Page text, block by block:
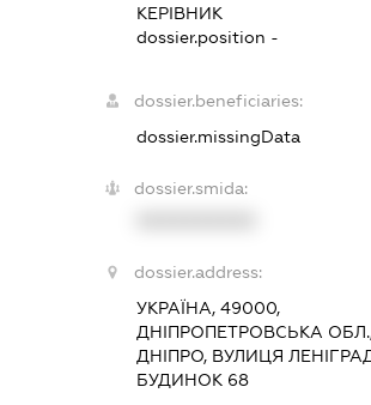
КЕРІВНИК
dossier.position -
dossier.beneficiaries:
dossier.missingData
dossier.smida:
dossier.address:
УКРАЇНА, 49000,
ДНІПРОПЕТРОВСЬКА
ДНІПРО, ВУЛИЦЯ
БУДИНОК 68